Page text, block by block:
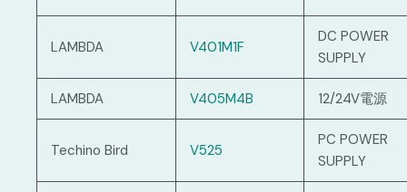
LAMBDA V401M1F
DC POWER
SUPPLY
LAMBDA V405M4B 12/24V電源
Techino Bird V525
PC POWER
SUPPLY